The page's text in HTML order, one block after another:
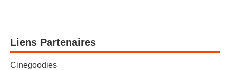
Liens Partenaires
Cinegoodies